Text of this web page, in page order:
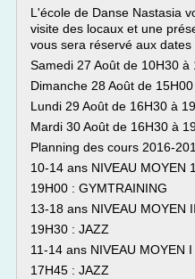
L'école de Danse Nastasia
visite des locaux et une
vous sera réservé aux dates
Samedi 27 Août de 10H30 à
Dimanche 28 Août de
Lundi 29 Août de 16H30 à
Mardi 30 Août de 16H30 à
Planning des cours 2016-
10-14 ans NIVEAU MOYEN 1
19H00 : GYMTRAINING
13-18 ans NIVEAU MOYEN
19H30 : JAZZ
11-14 ans NIVEAU MOYEN I
17H45 : JAZZ